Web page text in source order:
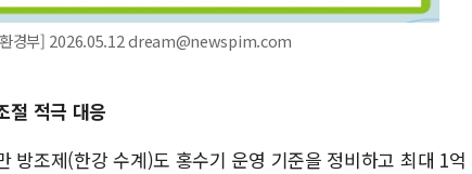
환경부] 2026.05.12 dream@newspim.com
절 적극 대응
방조제(한강 수계)도 홍수기 운영 기준을 정비하고 최대 1억